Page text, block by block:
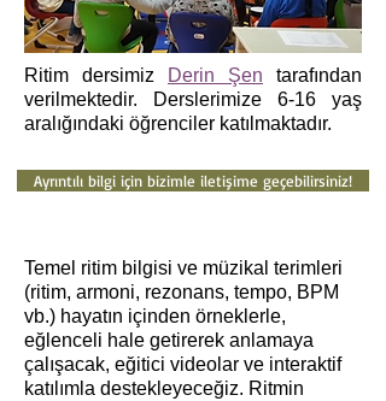
Ritim dersimiz Derin Şen tarafından
verilmektedir. Derslerimize 6-16 yaş
aralığındaki öğrenciler katılmaktadır.
Ayrıntılı bilgi için bizimle iletişime geçebilirsiniz!
Temel ritim bilgisi ve müzikal terimleri
(ritim, armoni, rezonans, tempo, BPM
vb.) hayatın içinden örneklerle,
eğlenceli hale getirerek anlamaya
çalışacak, eğitici videolar ve interaktif
katılımla destekleyeceğiz. Ritmin